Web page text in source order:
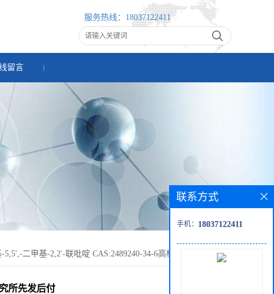
服务热线： 18037122411
留言
5,5',-二甲基-2,2'-联吡啶 CAS:2489240-34-6高校研究所先发后
所先发后付
联系方式
手机： 18037122411